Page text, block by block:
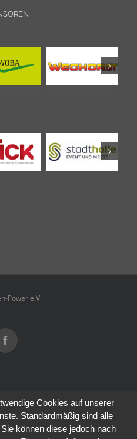
Power e.V.
Cookies auf unserer
Standardmäßig sind alle
können diese jedoch nach